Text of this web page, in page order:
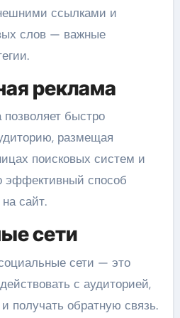
ссылками и
слов — важные
реклама
позволяет быстро
размещая
поисковых систем и
эффективный способ
сайт.
сети
сети — это
с аудиторией,
получать обратную связь.